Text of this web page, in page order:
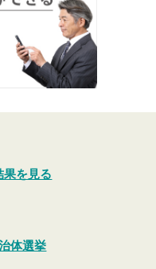
果を見る
体選挙